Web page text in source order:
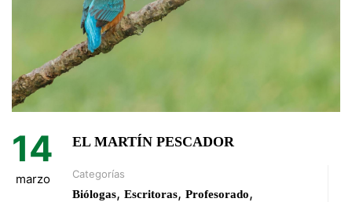
14
marzo
EL MARTÍN PESCADOR
Categorías
Biólogas, Escritoras, Profesorado,